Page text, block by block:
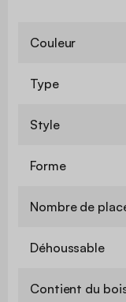
Couleur
Type
Style
Forme
Nombre de
Déhoussable
Contient du